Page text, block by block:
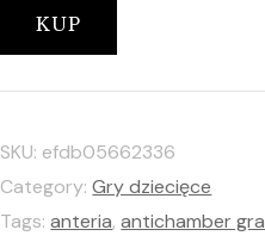
KUP
SKU: efdb05662336
Category:Gry dziecięce
Tags:anteria,antichamber gra